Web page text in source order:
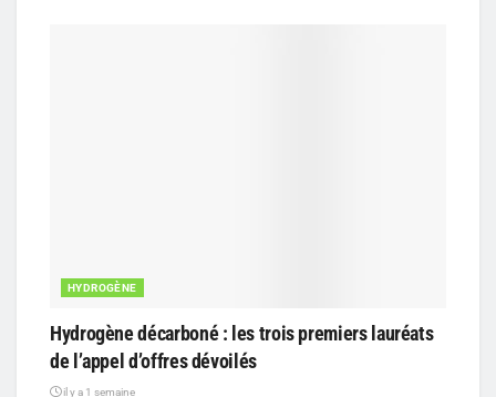
HYDROGÈNE
Hydrogène décarboné : les trois premiers lauréats
de l’appel d’offres dévoilés
il y a 1 semaine